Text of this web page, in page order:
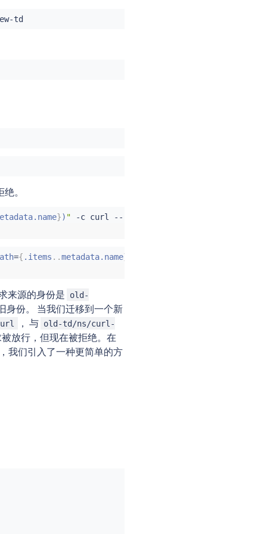
。
}) " -c curl --
={ .items ..metadata.name}
来源的身份是
old-
身份。 当我们迁移到一个新
， 与 old-td/ns/curl-
放行，但现在被拒绝。在
我们引入了一种更简单的方